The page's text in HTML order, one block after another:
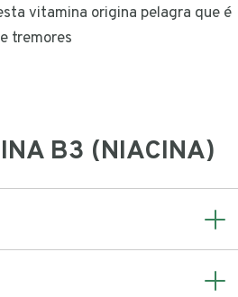
vitamina origina pelagra que é
tremores
B3 (NIACINA)